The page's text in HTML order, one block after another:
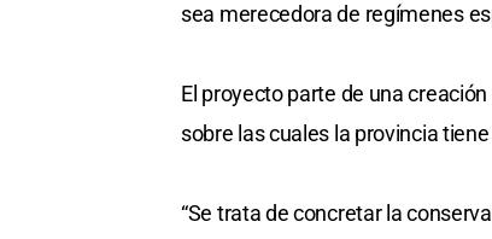
sea merecedora de regímenes
El proyecto parte de una
sobre las cuales la provincia
“Se trata de concretar la